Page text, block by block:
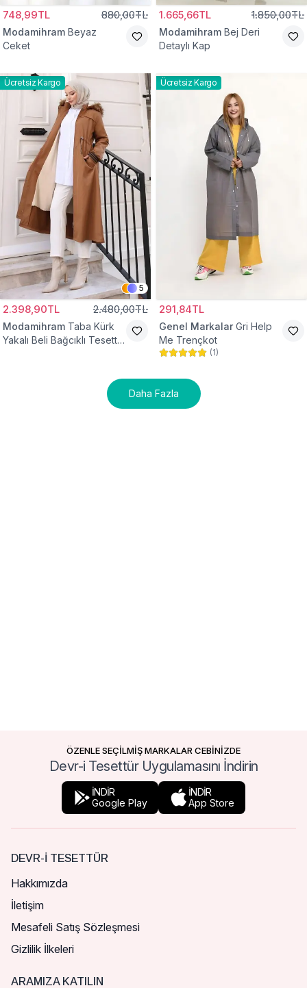
748,99TL 880,00TL
Modamihram Beyaz
Ceket
1.665,66TL 1.850,00TL
Modamihram Bej Deri
Detaylı Kap
Ücretsiz Kargo
5
2.398,90TL 2.480,00TL
Modamihram Taba Kürk
Yakalı Beli Bağcıklı Tesettür
Ücretsiz Kargo
291,84TL
Genel Markalar Gri Help
Me Trençkot
(1)
Daha Fazla
ÖZENLE SEÇİLMİŞ MARKALAR CEBİNİZDE
Devr-i Tesettür Uygulamasını İndirin
İNDİR
Google Play
İNDİR
App Store
DEVR-I TESETTÜR
Hakkımızda
İletişim
Mesafeli Satış Sözleşmesi
Gizlilik İlkeleri
ARAMIZA KATILIN